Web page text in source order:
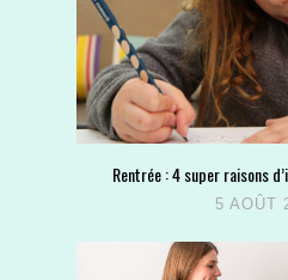
Rentrée : 4 super raisons
5 AOÛT